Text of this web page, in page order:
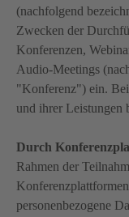
(nachfolgend
Zwecken der
Konferenzen,
Audio-Meetings
"Konferenz") ein.
und ihrer Leistungen
Durch
Rahmen der
personenbezogene